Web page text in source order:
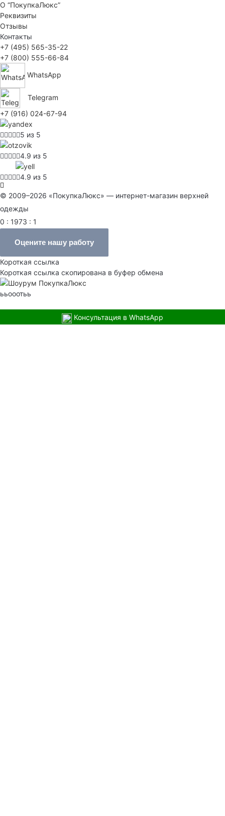
О “ПокупкаЛюкс”
Реквизиты
Отзывы
Контакты
+7 (495) 565-35-22
+7 (800) 555-66-84
WhatsApp
Telegram
+7 (916) 024-67-94
5 из 5
4.9 из 5
4.9 из 5
© 2009–2026 «ПокупкаЛюкс» — интернет-магазин верхней
одежды
0 : 1973 : 1
Оцените нашу работу
Короткая ссылка
Короткая ссылка скопирована в буфер обмена
ььооотьь
Консультация в WhatsApp